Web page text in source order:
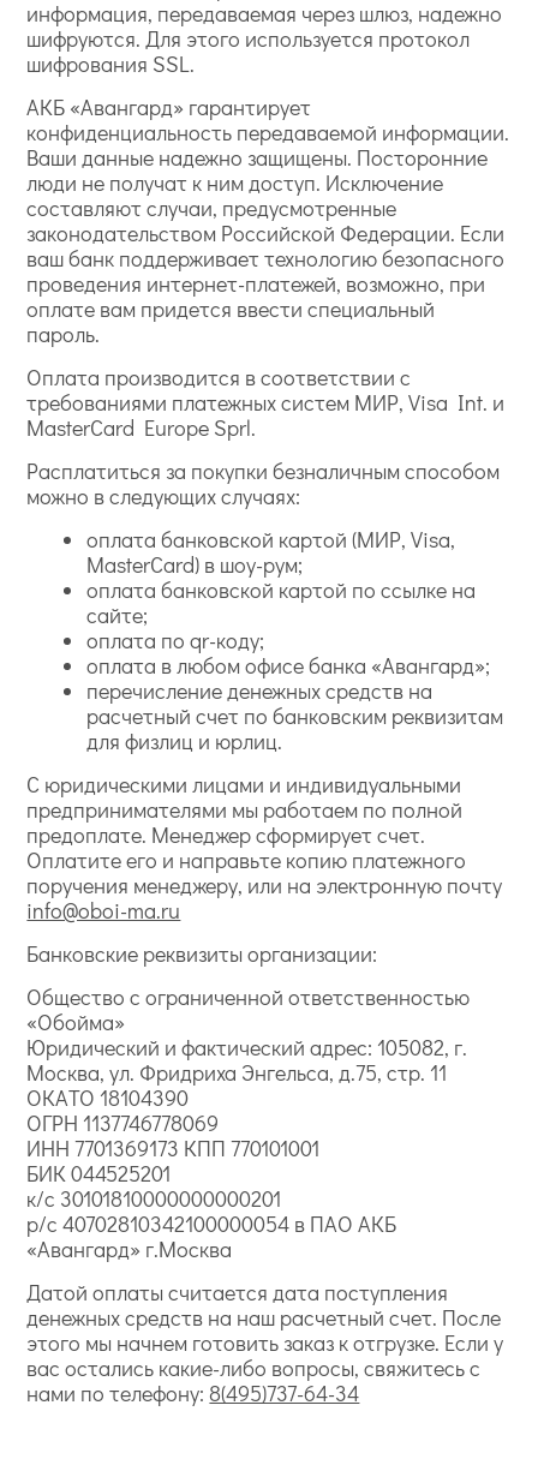
информация, передаваемая через шлюз, надежно
шифруются. Для этого используется протокол
шифрования SSL.
АКБ «Авангард» гарантирует
конфиденциальность передаваемой информации.
Ваши данные надежно защищены. Посторонние
люди не получат к ним доступ. Исключение
составляют случаи, предусмотренные
законодательством Российской Федерации. Если
ваш банк поддерживает технологию безопасного
проведения интернет-платежей, возможно, при
оплате вам придется ввести специальный
пароль.
Оплата производится в соответствии с
требованиями платежных систем МИР, Visa Int. и
MasterCard Europe Sprl.
Расплатиться за покупки безналичным способом
можно в следующих случаях:
оплата банковской картой (МИР, Visa,
MasterCard) в шоу-рум;
оплата банковской картой по ссылке на
сайте;
оплата по qr-коду;
оплата в любом офисе банка «Авангард»;
перечисление денежных средств на
расчетный счет по банковским реквизитам
для физлиц и юрлиц.
С юридическими лицами и индивидуальными
предпринимателями мы работаем по полной
предоплате. Менеджер сформирует счет.
Оплатите его и направьте копию платежного
поручения менеджеру, или на электронную почту
info@oboi-ma.ru
Банковские реквизиты организации:
Общество с ограниченной ответственностью
«Обойма»
Юридический и фактический адрес: 105082, г.
Москва, ул. Фридриха Энгельса, д.75, стр. 11
ОКАТО 18104390
ОГРН 1137746778069
ИНН 7701369173 КПП 770101001
БИК 044525201
к/с 30101810000000000201
р/с 40702810342100000054 в ПАО АКБ
«Авангард» г.Москва
Датой оплаты считается дата поступления
денежных средств на наш расчетный счет. После
этого мы начнем готовить заказ к отгрузке. Если у
вас остались какие-либо вопросы, свяжитесь с
нами по телефону: 8(495)737-64-34